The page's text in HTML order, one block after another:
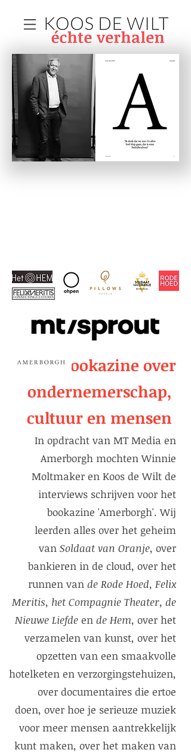
Een bookazine over
ondernemerschap,
cultuur en mensen
In opdracht van MT Media en
Amerborgh mochten Winnie
Moltmaker en Koos de Wilt de
interviews schrijven voor het
bookazine 'Amerborgh'. Wij
leerden alles over het geheim
van Soldaat van Oranje, over
bankieren in de cloud, over het
runnen van de Rode Hoed, Felix
Meritis, het Compagnie Theater, de
Nieuwe Liefde en de Hem, over het
verzamelen van kunst, over het
opzetten van een smaakvolle
hotelketen en verzorgingstehuizen,
over documentaires die ertoe
doen, over hoe je serieuze muziek
voor meer mensen aantrekkelijk
kunt maken, over het maken van